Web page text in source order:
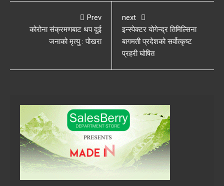
Prev
कोरोना संक्रमणबाट थप दुई
जनाको मृत्यु : पोखरा
next
इन्स्पेक्टर योगेन्द्र तिमिल्सिना
बागमती प्रदेशको सर्वोत्कृष्ट
प्रहरी घोषित